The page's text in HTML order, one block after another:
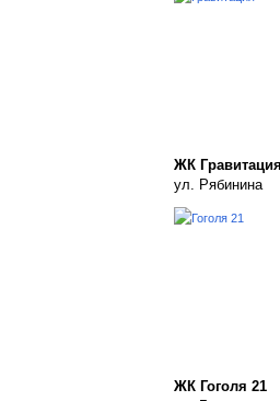
ЖК Гравитация
ул. Рябинина
ЖК Гоголя 21